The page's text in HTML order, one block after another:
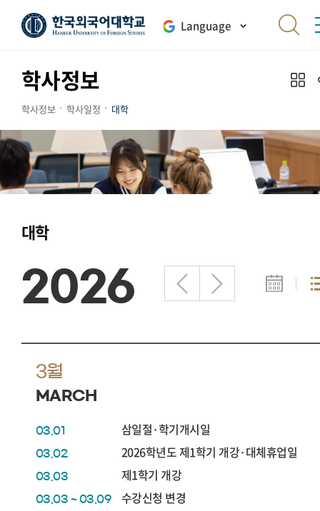
Language
학사정보
학사정보 학사일정 대학
대학
2026
3월
MARCH
03.01 삼일절·학기개시일
03.02 2026학년도 제1학기 개강·대체휴업일
03.03 제1학기 개강
03.03 ~ 03.09 수강신청 변경